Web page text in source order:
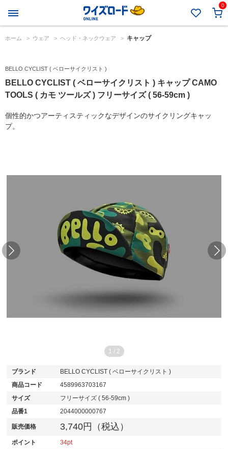
0
ホーム > ウェア > ヘッド・ネックウェア > キャップ
BELLO CYCLIST ( ベローサイクリスト )
BELLO CYCLIST ( ベローサイクリスト ) キャップ CAMO
TOOLS ( カモ ツールズ ) フリーサイズ ( 56-59cm )
個性的かつアーティスティックなデザインのサイクリングキャッ
プ。
1 / 2
ブランド
BELLO CYCLIST ( ベローサイクリスト )
商品コード
4589963703167
サイズ
フリーサイズ ( 56-59cm )
品番1
2044000000767
販売価格 3,740円（税込）
ポイント
34